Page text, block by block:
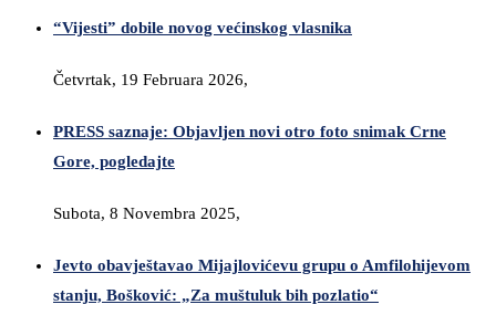
“Vijesti” dobile novog većinskog vlasnika
Četvrtak, 19 Februara 2026,
PRESS saznaje: Objavljen novi otro foto snimak Crne
Gore, pogledajte
Subota, 8 Novembra 2025,
Jevto obavještavao Mijajlovićevu grupu o Amfilohijevom
stanju, Bošković: „Za muštuluk bih pozlatio“